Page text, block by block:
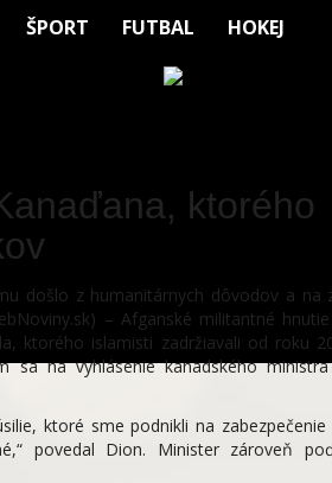
ŠPORT FUTBAL HOKEJ
ktorého
došlo z humanitárnych dôvodov a na
– Afganské militantné
ktorého islamisti zadržiavali od roku
na vyhlásenie kanadského ministra
ktoré sme podnikli na zabezpečenie
povedal Dion. Minister zároveň